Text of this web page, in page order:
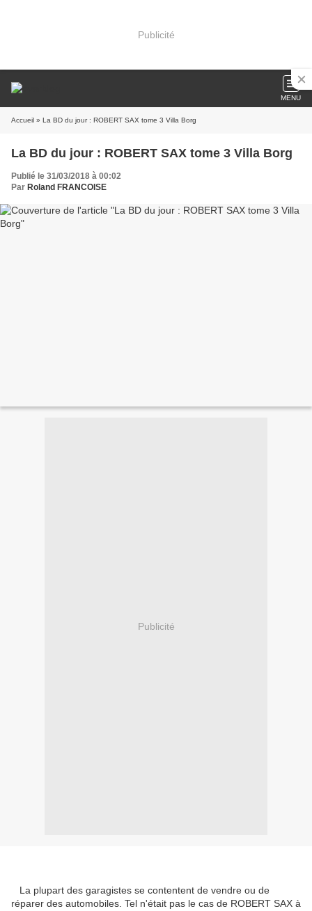
Publicité
MENU
Accueil » La BD du jour : ROBERT SAX tome 3 Villa Borg
La BD du jour : ROBERT SAX tome 3 Villa Borg
Publié le 31/03/2018 à 00:02
Par Roland FRANCOISE
Publicité
La plupart des garagistes se contentent de vendre ou de
réparer des automobiles. Tel n'était pas le cas de ROBERT SAX à